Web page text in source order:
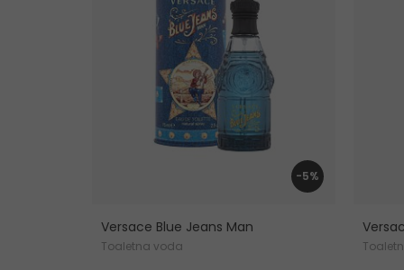
-5%
Versace Blue Jeans Man
Toaletna voda